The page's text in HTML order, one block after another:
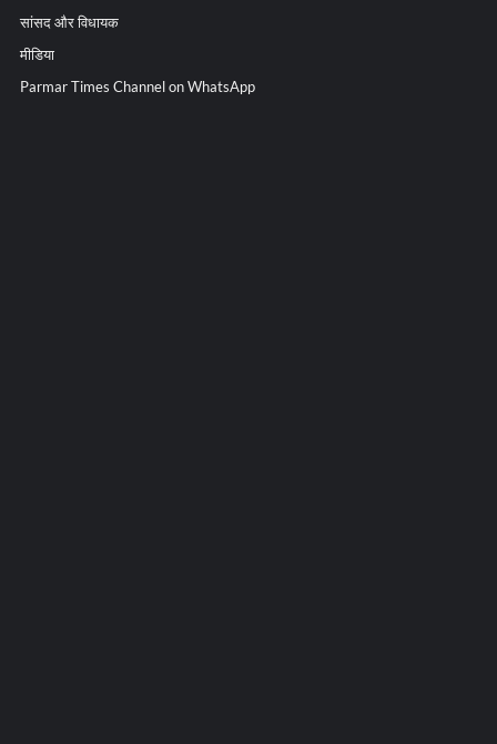
सांसद और विधायक
मीडिया
Parmar Times Channel on WhatsApp